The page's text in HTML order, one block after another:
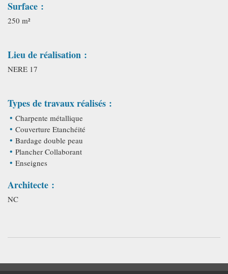
Surface :
250 m²
Lieu de réalisation :
NERE 17
Types de travaux réalisés :
Charpente métallique
Couverture Etanchéité
Bardage double peau
Plancher Collaborant
Enseignes
Architecte :
NC